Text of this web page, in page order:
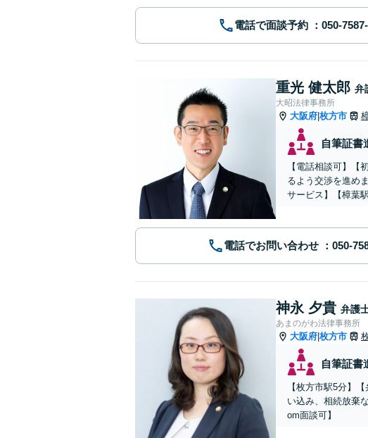
電話で面談予約
重光 健太郎 弁
大昭法律事務所
大阪府 枚方市
自筆証書
【電話相談可】【
るよう交渉を進め
サービス】【樟葉駅
電話でお問い合わせ
神永 夕貴 弁護
あまのがわ法律事務所
大阪府 枚方市
自筆証書
【枚方市駅5分】
い込み、相続放棄
om面談可】